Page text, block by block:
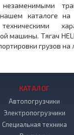
каталоге
машины. Тягач
грузов на
КАТАЛОГ
Автопогрузчики
Электропогрузчики
Специальная техника